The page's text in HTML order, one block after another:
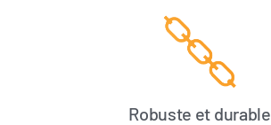
Robuste et durable